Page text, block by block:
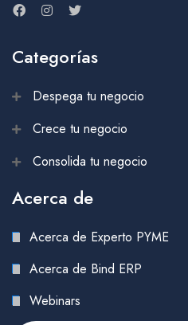
Categorías
Despega tu negocio
Crece tu negocio
Consolida tu negocio
Acerca de
Acerca de Experto PYME
Acerca de Bind ERP
Webinars